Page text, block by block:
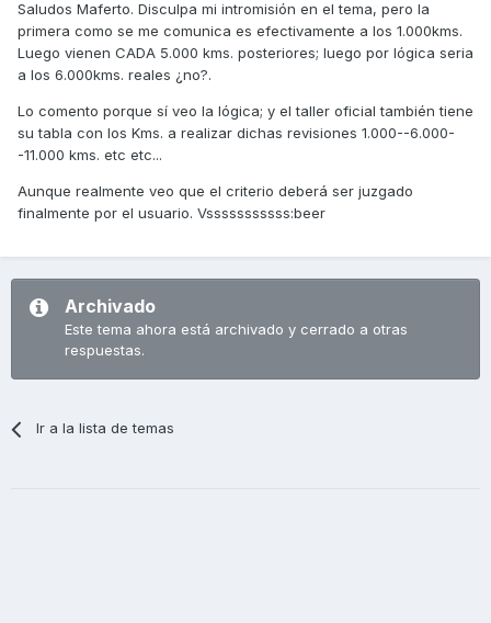
Saludos Maferto. Disculpa mi intromisión en el tema, pero la
primera como se me comunica es efectivamente a los 1.000kms.
Luego vienen CADA 5.000 kms. posteriores; luego por lógica seria
a los 6.000kms. reales ¿no?.
Lo comento porque sí veo la lógica; y el taller oficial también tiene
su tabla con los Kms. a realizar dichas revisiones 1.000--6.000-
-11.000 kms. etc etc...
Aunque realmente veo que el criterio deberá ser juzgado
finalmente por el usuario. Vsssssssssss:beer
Archivado
Este tema ahora está archivado y cerrado a otras
respuestas.
Ir a la lista de temas